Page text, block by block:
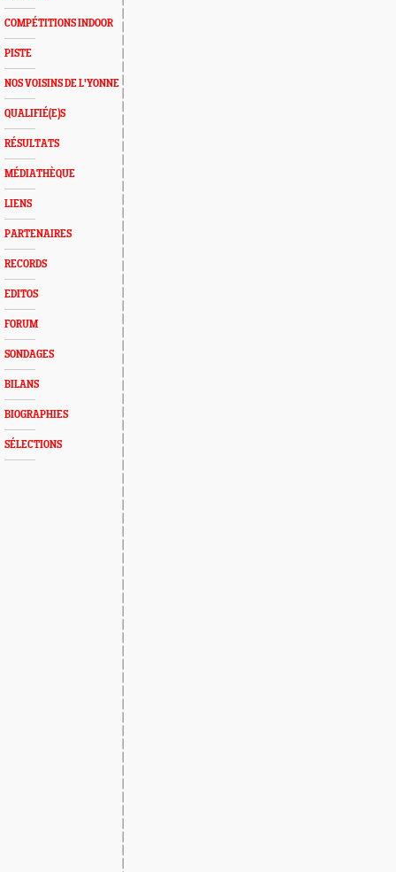
COMPÉTITIONS INDOOR
PISTE
NOS VOISINS DE L'YONNE
QUALIFIÉ(E)S
RÉSULTATS
MÉDIATHÈQUE
LIENS
PARTENAIRES
RECORDS
EDITOS
FORUM
SONDAGES
BILANS
BIOGRAPHIES
SÉLECTIONS